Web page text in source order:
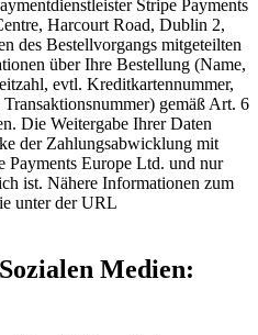
Stripe Payments
Harcourt Road, Dublin 2,
des Bestellvorgangs mitgeteilten
über Ihre Bestellung (Name,
evtl. Kreditkartennummer,
gemäß Art. 6
Die Weitergabe Ihrer Daten
der Zahlungsabwicklung mit
Payments Europe Ltd. und nur
ist. Nähere Informationen zum
unter der URL
Medien: